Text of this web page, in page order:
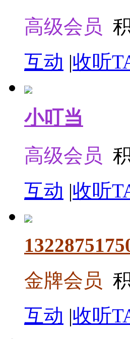
高级会员
互动 |收听
小叮当
高级会员
互动 |收听
金牌会员
互动 |收听